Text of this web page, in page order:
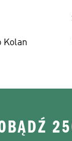
Kolan